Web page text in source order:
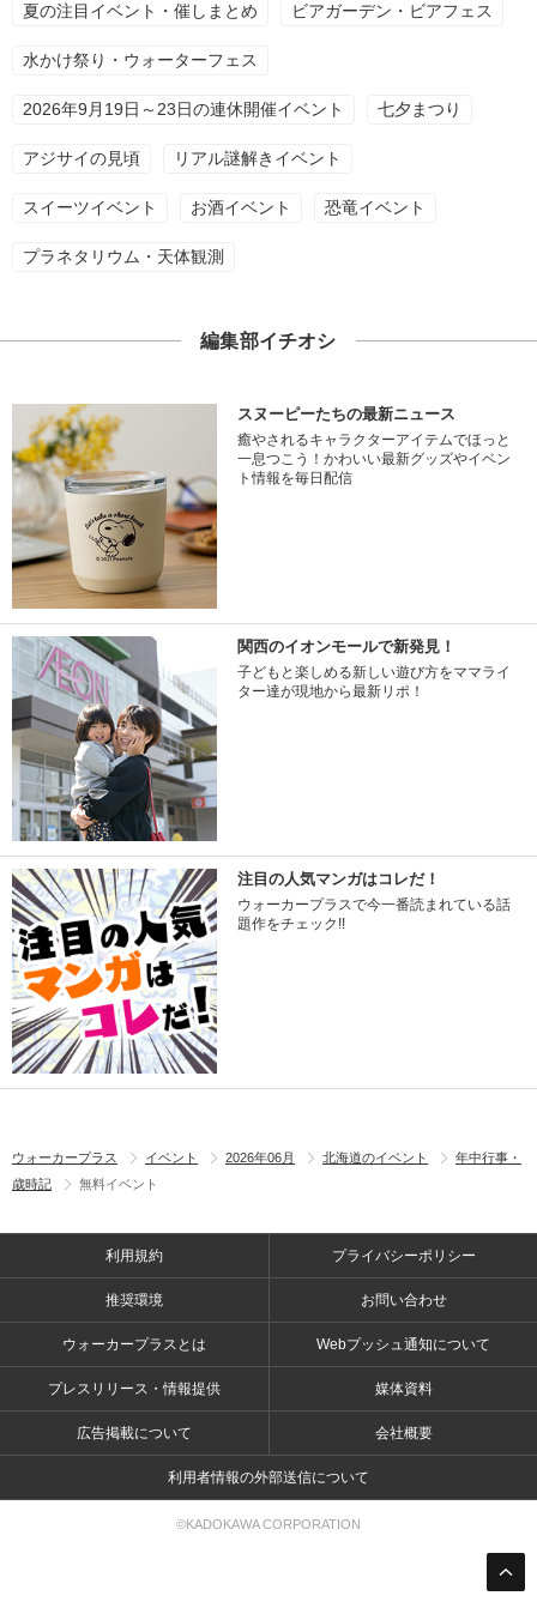
夏の注目イベント・催しまとめ ビアガーデン・ビアフェス
水かけ祭り・ウォーターフェス
2026年9月19日～23日の連休開催イベント 七夕まつり
アジサイの見頃 リアル謎解きイベント
スイーツイベント お酒イベント 恐竜イベント
プラネタリウム・天体観測
編集部イチオシ
スヌーピーたちの最新ニュース
癒やされるキャラクターアイテムでほっと
一息つこう！かわいい最新グッズやイベン
ト情報を毎日配信
関西のイオンモールで新発見！
子どもと楽しめる新しい遊び方をママライ
ター達が現地から最新リポ！
注目の人気マンガはコレだ！
ウォーカープラスで今一番読まれている話
題作をチェック!!
ウォーカープラス イベント 2026年06月 北海道のイベント
年中行事・
歳時記
無料イベント
利用規約 プライバシーポリシー
推奨環境 お問い合わせ
ウォーカープラスとは Webプッシュ通知について
プレスリリース・情報提供 媒体資料
広告掲載について 会社概要
利用者情報の外部送信について
©KADOKAWA CORPORATION